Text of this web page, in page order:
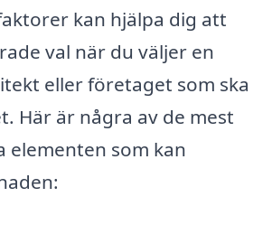
kan hjälpa dig att
val när du väljer en
eller företaget som ska
Här är några av de mest
elementen som kan